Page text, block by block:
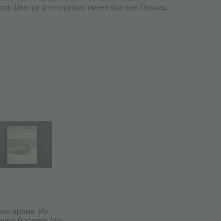
Центра фотографии имени братьев Люмьер.
время. Из